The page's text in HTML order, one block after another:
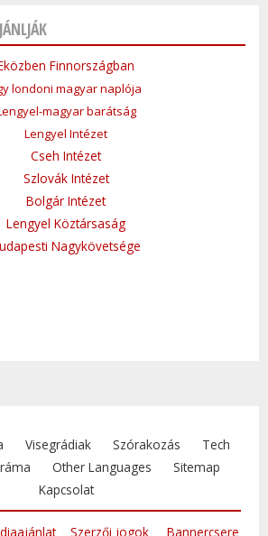
Finnországban
londoni magyar naplója
magyar barátság
Lengyel Intézet
Cseh Intézet
Szlovák Intézet
Bolgár Intézet
Lengyel Köztársaság
Nagykövetsége
Visegrádiak Szórakozás
Tech
Other Languages
Sitemap
Kapcsolat
Szerzői jogok Bannercsere